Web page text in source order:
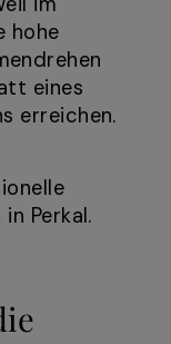
hohe
eines
erreichen.
Perkal.